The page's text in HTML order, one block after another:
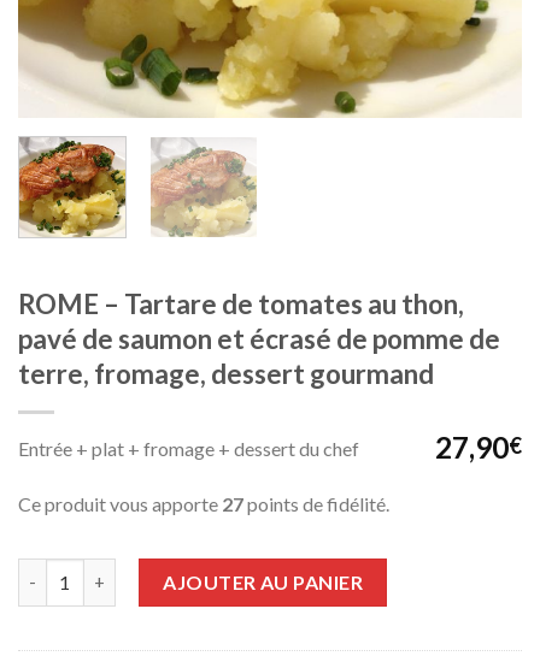
ROME – Tartare de tomates au thon,
pavé de saumon et écrasé de pomme de
terre, fromage, dessert gourmand
27,90€
Entrée + plat + fromage + dessert du chef
Ce produit vous apporte 27points de fidélité.
Quantité AJOUTER AU PANIER